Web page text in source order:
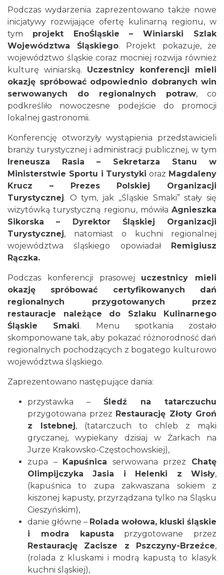
Podczas wydarzenia zaprezentowano także nowe
inicjatywy rozwijające ofertę kulinarną regionu, w
tym projekt EnoŚląskie – Winiarski Szlak
Województwa Śląskiego. Projekt pokazuje, że
województwo śląskie coraz mocniej rozwija również
kulturę winiarską. Uczestnicy konferencji mieli
okazję spróbować odpowiednio dobranych win
serwowanych do regionalnych potraw, co
podkreśliło nowoczesne podejście do promocji
lokalnej gastronomii.
Konferencję otworzyły wystąpienia przedstawicieli
branży turystycznej i administracji publicznej, w tym
Ireneusza Rasia – Sekretarza Stanu w
Ministerstwie Sportu i Turystyki oraz Magdaleny
Krucz – Prezes Polskiej Organizacji
Turystycznej. O tym, jak „Śląskie Smaki” stały się
wizytówką turystyczną regionu, mówiła Agnieszka
Sikorska – Dyrektor Śląskiej Organizacji
Turystycznej, natomiast o kuchni regionalnej
województwa śląskiego opowiadał Remigiusz
Rączka.
Podczas konferencji prasowej uczestnicy mieli
okazję spróbować certyfikowanych dań
regionalnych przygotowanych przez
restauracje należące do Szlaku Kulinarnego
Śląskie Smaki. Menu spotkania zostało
skomponowane tak, aby pokazać różnorodność dań
regionalnych pochodzących z bogatego kulturowo
województwa śląskiego.
Zaprezentowano następujące dania:
przystawka – Śledź na tatarczuchu
przygotowana przez Restaurację Złoty Groń
z Istebnej, (tatarczuch to chleb z mąki
gryczanej, wypiekany dzisiaj w Żarkach na
Jurze Krakowsko-Częstochowskiej),
zupa – Kapuśnica serwowana przez Chatę
Olimpijczyka Jasia i Helenki z Wisły,
(kapuśnica to zupa zakwaszana sokiem z
kiszonej kapusty, przyrządzana tylko na Śląsku
Cieszyńskim),
danie główne – Rolada wołowa, kluski śląskie
i modra kapusta przygotowane przez
Restaurację Zacisze z Pszczyny-Brzeźce,
(rolada z kluskami i modrą kapustą to klasyk
kuchni śląskiej),